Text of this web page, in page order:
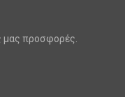
μας προσφορές.